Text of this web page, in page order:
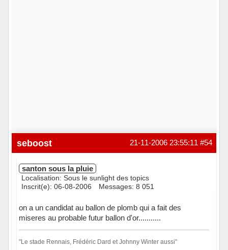
#54
21-11-2006 23:55:11
seboost
santon sous la pluie
Localisation: Sous le sunlight des topics
Inscrit(e): 06-08-2006
Messages: 8 051
on a un candidat au ballon de plomb qui a fait des
miseres au probable futur ballon d'or...........
"Le stade Rennais, Frédéric Dard et Johnny Winter aussi"